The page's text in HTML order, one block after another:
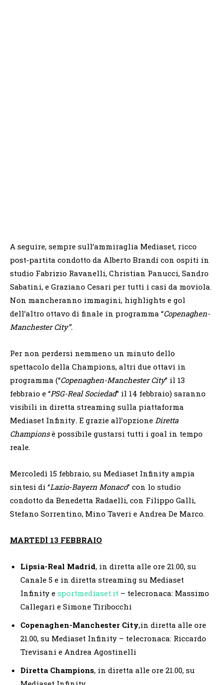
A seguire, sempre sull’ammiraglia Mediaset, ricco
post-partita condotto da Alberto Brandi con ospiti in
studio Fabrizio Ravanelli, Christian Panucci, Sandro
Sabatini, e Graziano Cesari per tutti i casi da moviola.
Non mancheranno immagini, highlights e gol
dell’altro ottavo di finale in programma “Copenaghen-
Manchester City”.
Per non perdersi nemmeno un minuto dello
spettacolo della Champions, altri due ottavi in
programma (“Copenaghen-Manchester City” il 13
febbraio e “PSG-Real Sociedad” il 14 febbraio) saranno
visibili in diretta streaming sulla piattaforma
Mediaset Infinity. E grazie all’opzione Diretta
Championsè possibile gustarsi tutti i goal in tempo
reale.
Mercoledì 15 febbraio, su Mediaset Infinity ampia
sintesi di “Lazio-Bayern Monaco” con lo studio
condotto da Benedetta Radaelli, con Filippo Galli,
Stefano Sorrentino, Mino Taveri e Andrea De Marco.
MARTEDÌ 13 FEBBRAIO
Lipsia-Real Madrid, in diretta alle ore 21.00, su
Canale 5 e in diretta streaming su Mediaset
Infinity e sportmediaset.it – telecronaca: Massimo
Callegari e Simone Tiribocchi
Copenaghen-Manchester City,in diretta alle ore
21.00, su Mediaset Infinity – telecronaca: Riccardo
Trevisani e Andrea Agostinelli
Diretta Champions, in diretta alle ore 21.00, su